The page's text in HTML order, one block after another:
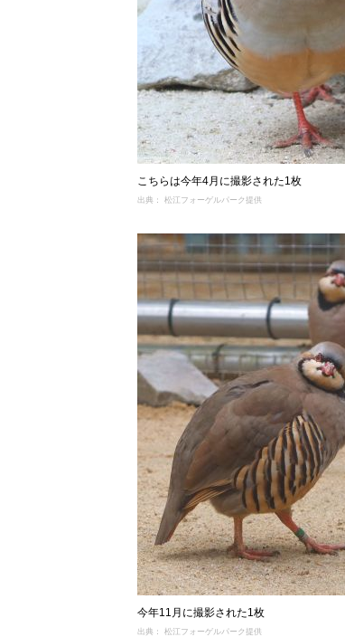
こちらは今年4月に撮影された1枚
出典： 松江フォーゲルパーク提供
今年11月に撮影された1枚
出典： 松江フォーゲルパーク提供